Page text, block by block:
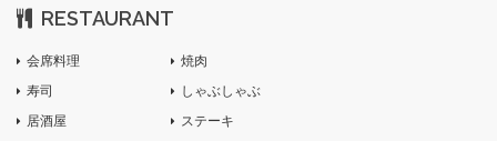
RESTAURANT
会席料理
寿司
居酒屋
焼肉
しゃぶしゃぶ
ステーキ